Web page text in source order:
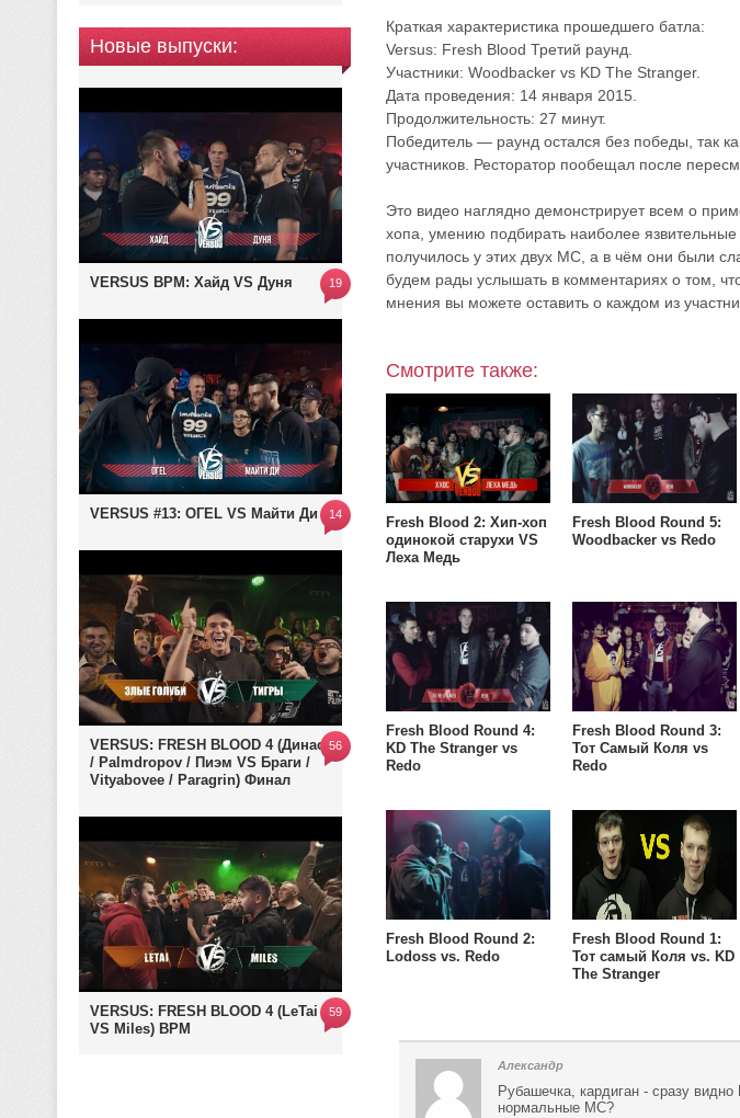
Новые выпуски:
VERSUS BPM: Хайд VS Дуня 19
VERSUS #13: ОГЕL VS Майти Ди 14
VERSUS: FRESH BLOOD 4 (Династ
/ Palmdropov / Пиэм VS Браги /
Vityabovee / Paragrin) Финал
56
VERSUS: FRESH BLOOD 4 (LeTai
VS Miles) BPM
59
Краткая характеристика прошедшего батла:
Versus: Fresh Blood Третий раунд.
Участники: Woodbacker vs KD The Stranger.
Дата проведения: 14 января 2015.
Продолжительность: 27 минут.
Победитель — раунд остался без победы, так
участников. Ресторатор пообещал после
Это видео наглядно демонстрирует всем о
хопа, умению подбирать наиболее
получилось у этих двух МС, а в чём они были
будем рады услышать в комментариях о том,
мнения вы можете оставить о каждом из
Смотрите также:
Fresh Blood 2: Хип-хоп
одинокой старухи VS
Леха Медь
Fresh Blood Round 5:
Woodbacker vs Redo
Fresh Blood Round 4:
KD The Stranger vs
Redo
Fresh Blood Round 3:
Тот Самый Коля vs
Redo
Fresh Blood Round 2:
Lodoss vs. Redo
Fresh Blood Round 1:
Тот самый Коля vs. KD
The Stranger
Александр
Рубашечка, кардиган - сразу
нормальные МС?